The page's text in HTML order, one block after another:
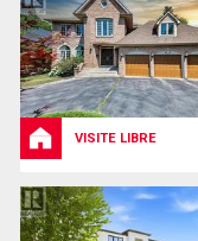
VISITE LIBRE